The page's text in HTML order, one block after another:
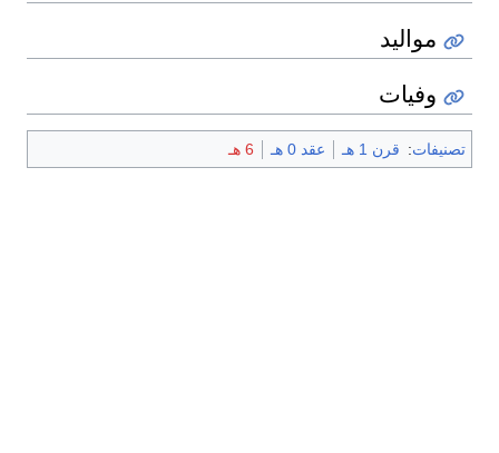
مواليد
وفيات
تصنيفات: قرن 1 هـ عقد 0 هـ 6 هـ